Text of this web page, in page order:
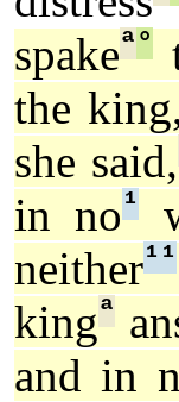
spakeª°
the
she said,
in no¹
neither¹ ¹
kingª
and in